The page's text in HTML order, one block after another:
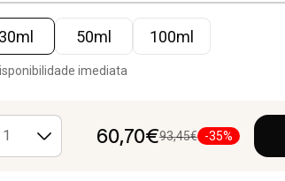
30ml 50ml 100ml
imediata
60,70€93,45€ -35%